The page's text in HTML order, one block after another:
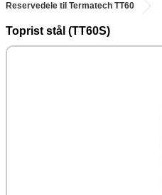
Reservedele til Termatech TT60
Toprist stål (TT60S)